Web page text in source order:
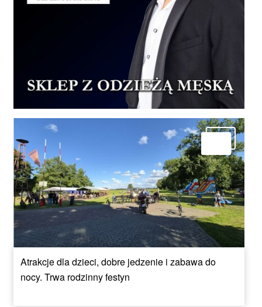
Atrakcje dla dzieci, dobre jedzenie i zabawa do
nocy. Trwa rodzinny festyn